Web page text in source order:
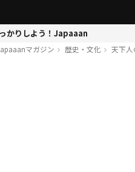
かりしよう！Japaaan
マガジン 歴史・文化 天下